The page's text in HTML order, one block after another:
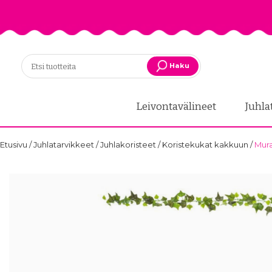
Haku
Leivontavälineet
Etusivu /Juhlatarvikkeet /Juhlakoristeet /Koristekukat kakkuun /